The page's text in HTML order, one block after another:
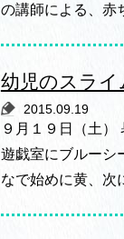
の講師による、赤
幼児のスライ
2015.09.19
９月１９日（土）
遊戯室にブルーシ
なで始めに黄、次